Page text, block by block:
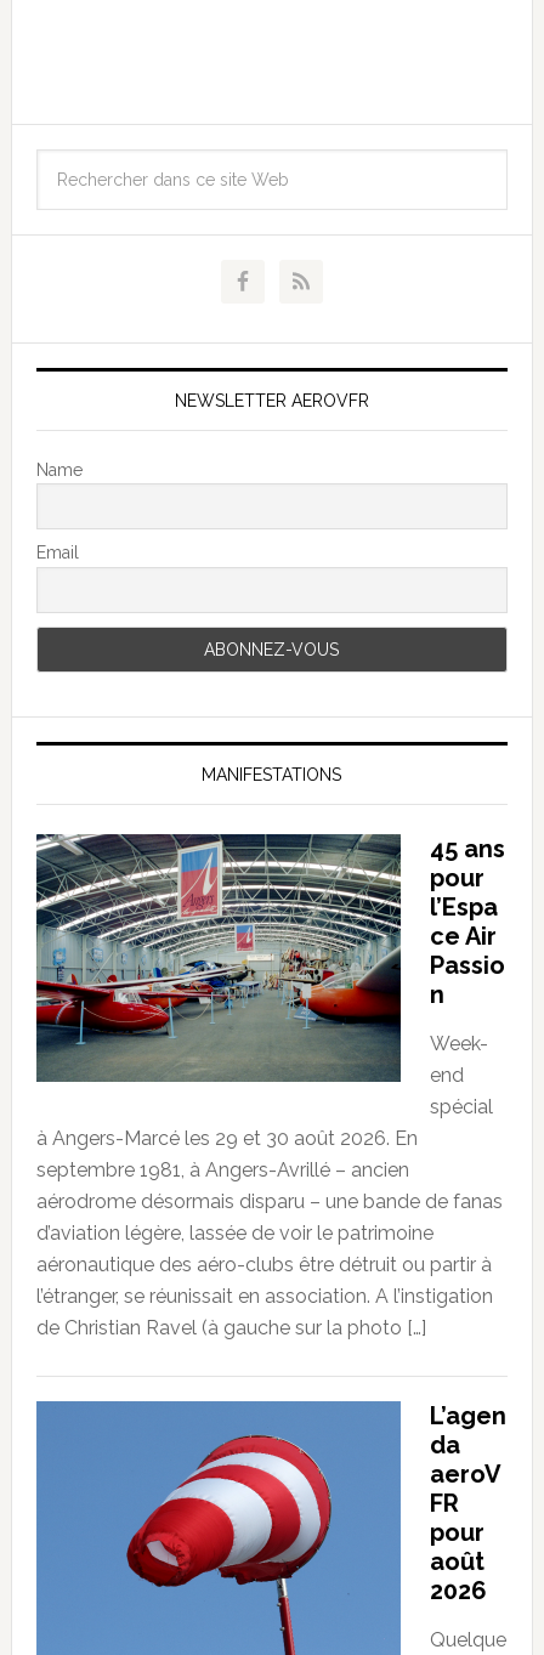
NEWSLETTER AEROVFR
Name
Email
MANIFESTATIONS
45 ans
pour
l’Espa
ce Air
Passio
n
Week-
end
spécial
à Angers-Marcé les 29 et 30 août 2026. En
septembre 1981, à Angers-Avrillé – ancien
aérodrome désormais disparu – une bande de fanas
d’aviation légère, lassée de voir le patrimoine
aéronautique des aéro-clubs être détruit ou partir à
l’étranger, se réunissait en association. A l’instigation
de Christian Ravel (à gauche sur la photo […]
L’agen
da
aeroV
FR
pour
août
2026
Quelque